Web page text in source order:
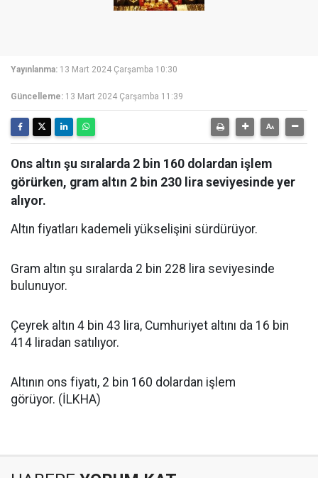
Yayınlanma: 13 Mart 2024 Çarşamba 10:30
Güncelleme: 13 Mart 2024 Çarşamba 11:39
Ons altın şu sıralarda 2 bin 160 dolardan işlem
görürken, gram altın 2 bin 230 lira seviyesinde yer
alıyor.
Altın fiyatları kademeli yükselişini sürdürüyor.
Gram altın şu sıralarda 2 bin 228 lira seviyesinde
bulunuyor.
Çeyrek altın 4 bin 43 lira, Cumhuriyet altını da 16 bin
414 liradan satılıyor.
Altının ons fiyatı, 2 bin 160 dolardan işlem
görüyor. (İLKHA)